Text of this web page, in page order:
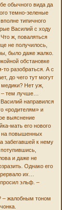
обычного вида да
темно-зеленые
типичного
Василий с ходу
ж, поваляться
не получилось,
было даже жалко.
обстановке
то разобраться. А с
до чего тут могут
Нет уж,
тем лучше…
направился
«родителям» и
выяснение
мать его нового
на повышенных
забегавшей к нему
и даже не
Однако его
их…
эльф. –
– жалобным тоном